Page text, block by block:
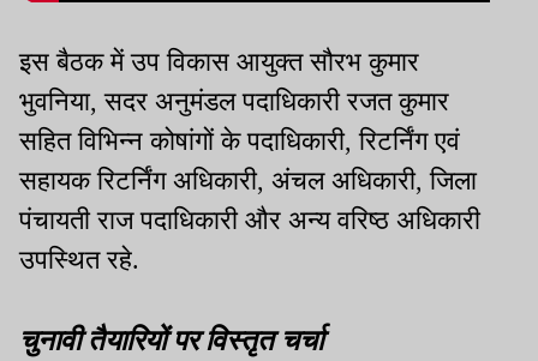
इस बैठक में उप विकास आयुक्त सौरभ कुमार
भुवनिया, सदर अनुमंडल पदाधिकारी रजत कुमार
सहित विभिन्न कोषांगों के पदाधिकारी, रिटर्निंग एवं
सहायक रिटर्निंग अधिकारी, अंचल अधिकारी, जिला
पंचायती राज पदाधिकारी और अन्य वरिष्ठ अधिकारी
उपस्थित रहे.
चुनावी तैयारियों पर विस्तृत चर्चा